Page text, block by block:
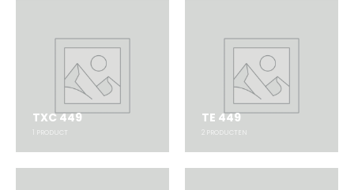
TXC 449
PRODUCT
TE 449
2 PRODUCTEN